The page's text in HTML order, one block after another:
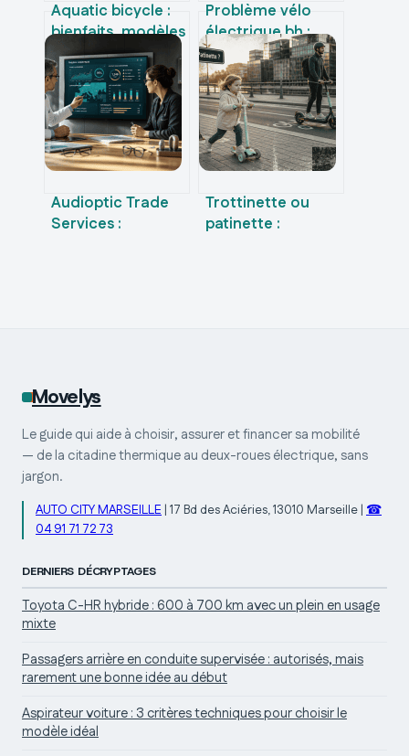
Aquatic bicycle :
bienfaits, modèles
et conseils pour se
lancer sans risque
Problème vélo
électrique bh :
diagnostic rapide
et solutions fiables
Audioptic Trade
Services :
Trottinette ou
patinette :
Movelys
Le guide qui aide à choisir, assurer et financer sa mobilité
— de la citadine thermique au deux-roues électrique, sans
jargon.
AUTO CITY MARSEILLE | 17 Bd des Aciéries, 13010 Marseille | ☎
04 91 71 72 73
DERNIERS DÉCRYPTAGES
Toyota C-HR hybride : 600 à 700 km avec un plein en usage
mixte
Passagers arrière en conduite supervisée : autorisés, mais
rarement une bonne idée au début
Aspirateur voiture : 3 critères techniques pour choisir le
modèle idéal